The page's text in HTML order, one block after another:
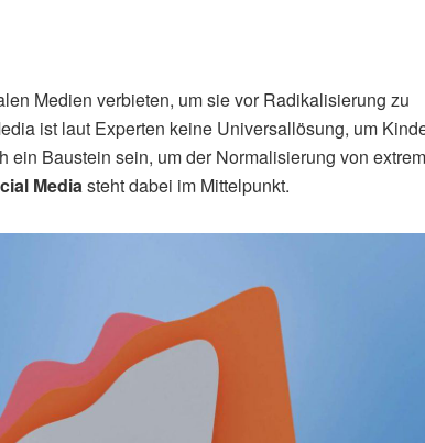
Medien verbieten, um sie vor Radikalisierung zu
ist laut Experten keine Universallösung, um
Baustein sein, um der Normalisierung von
Mediasteht dabei im Mittelpunkt.